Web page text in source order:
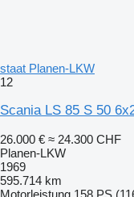
staat Planen-LKW
12
Scania LS 85 S 50
26.000 € ≈ 24.300 CHF
Planen-LKW
1969
595.714 km
Motorleistung 158 PS